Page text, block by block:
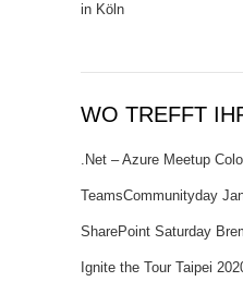
in Köln
WO TREFFT
.Net – Azure Meetup
TeamsCommunityday
SharePoint Saturday
Ignite the Tour Taipei